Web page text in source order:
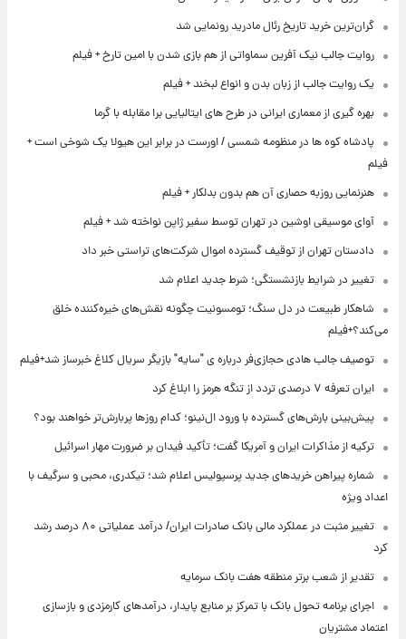
گران‌ترین خرید تاریخ رئال مادرید رونمایی شد
روایت جالب نیک آفرین سماواتی از هم بازی شدن با امین تارخ + فیلم
یک روایت جالب از زبان بدن و انواع لبخند + فیلم
بهره گیری از معماری ایرانی در طرح های ایتالیایی برا مقابله با گرما
پادشاه کوه ها در منظومه شمسی / اورست در برابر این هیولا یک شوخی است +
فیلم
هنرنمایی روزبه حصاری آن هم بدون بدلکار + فیلم
آوای موسیقی اوشین در تهران توسط سفیر ژاپن نواخته شد + فیلم
دادستان تهران از توقیف گسترده اموال شرکت‌های تراستی خبر داد
تغییر در شرایط بازنشستگی؛ شرط جدید اعلام شد
شاهکار طبیعت در دل سنگ؛ تومسونیت چگونه نقش‌های خیره‌کننده خلق
می‌کند؟+فیلم
توصیف جالب هادی حجازی‌فر درباره ی "سایه" بازیگر سریال کلاغ خبرساز شد+فیلم
ایران تعرفه ۷ درصدی تردد از تنگه هرمز را ابلاغ کرد
پیش‌بینی بارش‌های گسترده با ورود ال‌نینو؛ کدام روزها پربارش‌تر خواهند بود؟
ترکیه از مذاکرات ایران و آمریکا گفت؛ تأکید فیدان بر ضرورت مهار اسرائیل
شماره پیراهن خریدهای جدید پرسپولیس اعلام شد؛ تیکدری، محبی و سرگیف با
اعداد ویژه
تغییر مثبت در عملکرد مالی بانک صادرات ایران/ درآمد عملیاتی ۸۰ درصد رشد
کرد
تقدیر از شعب برتر منطقه هفت بانک سرمایه
اجرای برنامه تحول بانک با تمرکز بر منابع پایدار، درآمدهای کارمزدی و بازسازی
اعتماد مشتریان